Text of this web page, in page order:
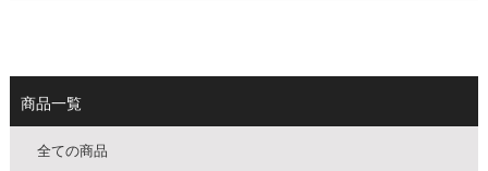
商品一覧
全ての商品